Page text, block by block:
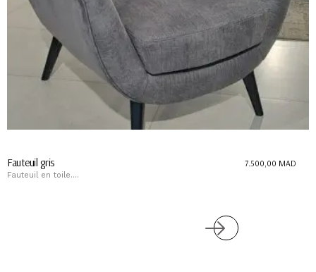
Fauteuil gris
Fauteuil en toile....
7.500,00 MAD